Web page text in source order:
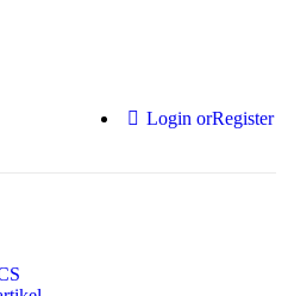
Login orRegister